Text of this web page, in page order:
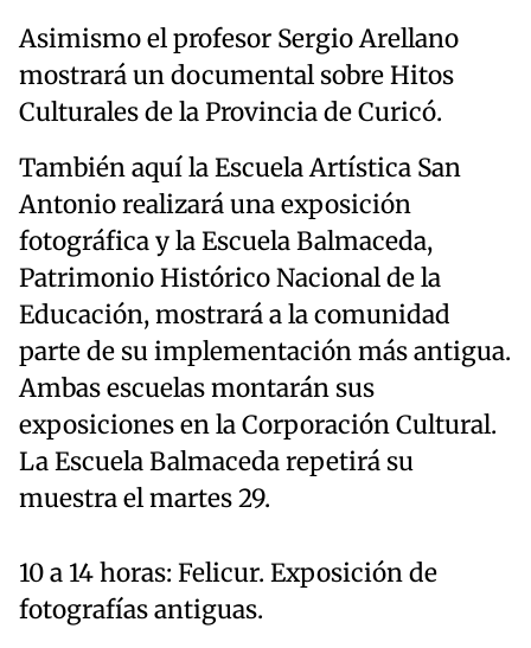
Asimismo el profesor Sergio Arellano
mostrará un documental sobre Hitos
Culturales de la Provincia de Curicó.
También aquí la Escuela Artística San
Antonio realizará una exposición
fotográfica y la Escuela Balmaceda,
Patrimonio Histórico Nacional de la
Educación, mostrará a la comunidad
parte de su implementación más antigua.
Ambas escuelas montarán sus
exposiciones en la Corporación Cultural.
La Escuela Balmaceda repetirá su
muestra el martes 29.
10 a 14 horas: Felicur. Exposición de
fotografías antiguas.